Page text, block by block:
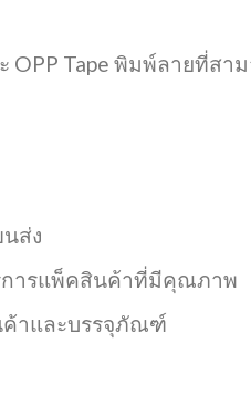
OPP Tape พิมพ์ลายที่ส
ส่ง
การแพ็คสินค้าที่มีคุณภาพ
ค้าและบรรจุภัณฑ์